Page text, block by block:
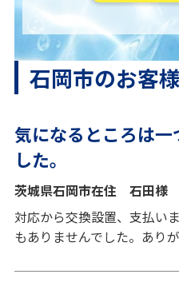
石岡市のお客
気になるところは一
した。
茨城県石岡市在住 石田様
対応から交換設置、支払い
もありませんでした。あり